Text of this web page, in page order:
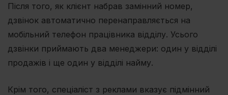
Після того, як клієнт набрав замінний номер,
дзвінок автоматично перенаправляється на
мобільний телефон працівника відділу. Усього
дзвінки приймають два менеджери: один у відділі
продажів і ще один у відділі найму.
Крім того, спеціаліст з реклами вказує підмінний